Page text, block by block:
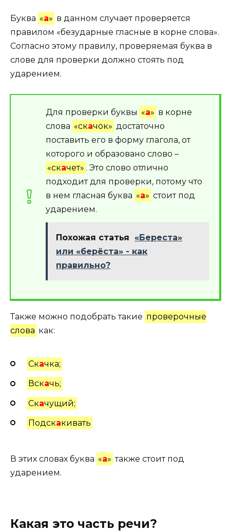
Буква «а» в данном случает проверяется
правилом «безударные гласные в корне слова».
Согласно этому правилу, проверяемая буква в
слове для проверки должно стоять под
ударением.
Для проверки буквы «а» в корне
слова «скачок» достаточно
поставить его в форму глагола, от
которого и образовано слово –
«скачет» . Это слово отлично
подходит для проверки, потому что
в нем гласная буква «а» стоит под
ударением.
Похожая статья
«Береста»
или «берёста» - как
правильно?
Также можно подобрать такие проверочные
слова как:
Скачка;
Вскачь;
Скачущий;
Подскакивать
В этих словах буква «а» также стоит под
ударением.
Какая это часть речи?